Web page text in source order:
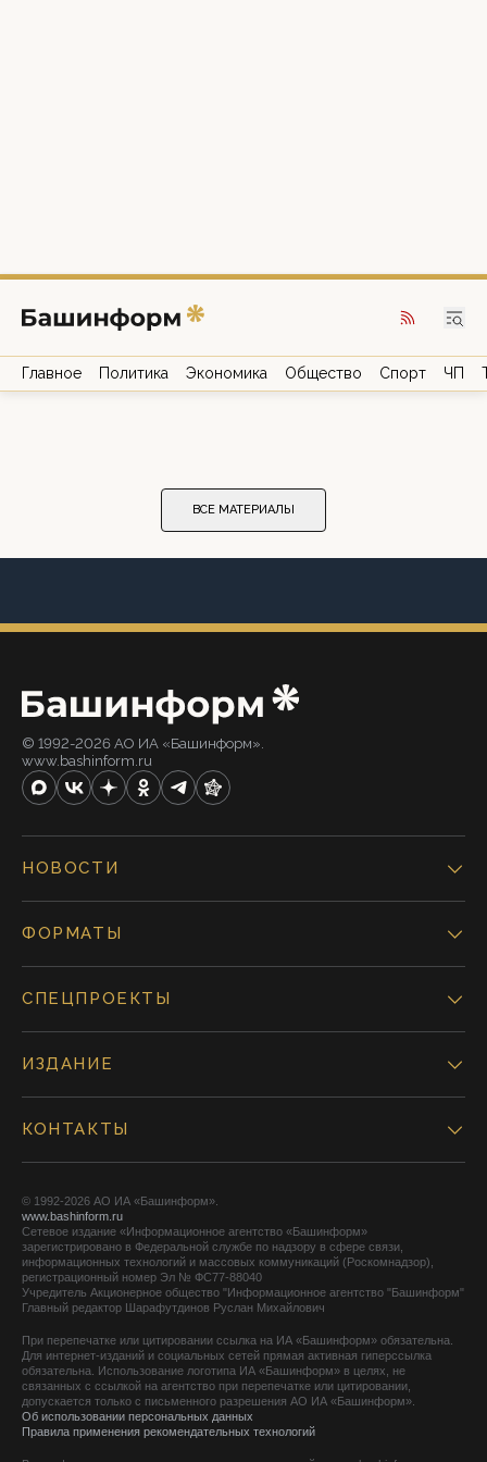
Главное Политика Экономика Общество Спорт ЧП
ВСЕ МАТЕРИАЛЫ
© 1992-2026 АО ИА «Башинформ».
www.bashinform.ru
НОВОСТИ
ФОРМАТЫ
СПЕЦПРОЕКТЫ
ИЗДАНИЕ
КОНТАКТЫ
© 1992-2026 АО ИА «Башинформ».
www.bashinform.ru
Сетевое издание «Информационное агентство «Башинформ»
зарегистрировано в Федеральной службе по надзору в сфере связи,
информационных технологий и массовых коммуникаций (Роскомнадзор),
регистрационный номер Эл № ФС77-88040
Учредитель Акционерное общество "Информационное агентство "Башинформ"
Главный редактор Шарафутдинов Руслан Михайлович
При перепечатке или цитировании ссылка на ИА «Башинформ» обязательна.
Для интернет-изданий и социальных сетей прямая активная гиперссылка
обязательна. Использование логотипа ИА «Башинформ» в целях, не
связанных с ссылкой на агентство при перепечатке или цитировании,
допускается только с письменного разрешения АО ИА «Башинформ».
Об использовании персональных данных
Правила применения рекомендательных технологий